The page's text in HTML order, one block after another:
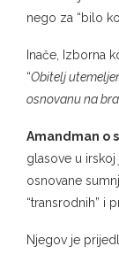
nego za “bilo
Inače, Izborna
“Obitelj
osnovanu na
Amandman o
glasove u
osnovane
“transrodnih” i
Njegov je